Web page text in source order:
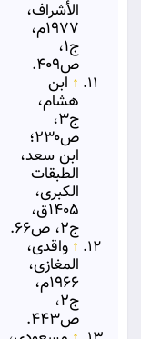
الأشراف،
۱۹۷۷م،
ج۱،
ص۴۰۹.
↑ ابن
هشام،
ج۳،
ص۲۳۰؛
ابن سعد،
الطبقات
الكبری،
۱۴۰۵ق،
ج۲، ص۶۶.
↑ واقدی،
المغازی،
۱۹۶۶م،
ج۲،
ص۴۴۳.